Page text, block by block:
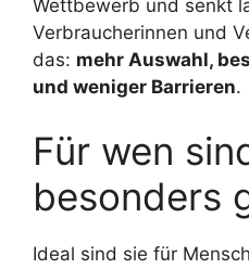
Wettbewerb und senkt
Verbraucherinnen und
das: mehr Auswahl,
und weniger Barrieren.
Für wen
besonders
Ideal sind sie für